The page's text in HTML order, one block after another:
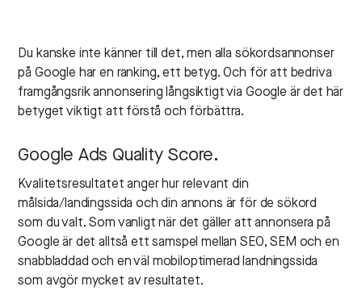
Du kanske inte känner till det, men alla sökordsannonser
på Google har en ranking, ett betyg. Och för att bedriva
framgångsrik annonsering långsiktigt via Google är det här
betyget viktigt att förstå och förbättra.
Google Ads Quality Score.
Kvalitetsresultatet anger hur relevant din
målsida/landingssida och din annons är för de sökord
som du valt. Som vanligt när det gäller att annonsera på
Google är det alltså ett samspel mellan SEO, SEM och en
snabbladdad och en väl mobiloptimerad landningssida
som avgör mycket av resultatet.